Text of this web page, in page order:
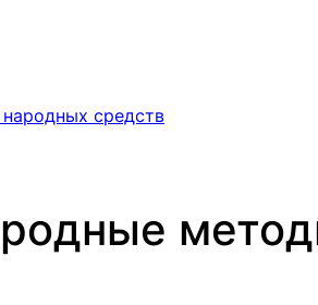
средств